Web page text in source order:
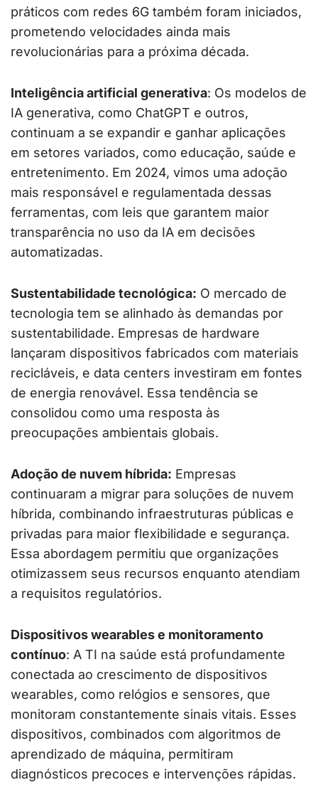
práticos com redes 6G também foram iniciados,
prometendo velocidades ainda mais
revolucionárias para a próxima década.
Inteligência artificial generativa: Os modelos de
IA generativa, como ChatGPT e outros,
continuam a se expandir e ganhar aplicações
em setores variados, como educação, saúde e
entretenimento. Em 2024, vimos uma adoção
mais responsável e regulamentada dessas
ferramentas, com leis que garantem maior
transparência no uso da IA em decisões
automatizadas.
Sustentabilidade tecnológica: O mercado de
tecnologia tem se alinhado às demandas por
sustentabilidade. Empresas de hardware
lançaram dispositivos fabricados com materiais
recicláveis, e data centers investiram em fontes
de energia renovável. Essa tendência se
consolidou como uma resposta às
preocupações ambientais globais.
Adoção de nuvem híbrida: Empresas
continuaram a migrar para soluções de nuvem
híbrida, combinando infraestruturas públicas e
privadas para maior flexibilidade e segurança.
Essa abordagem permitiu que organizações
otimizassem seus recursos enquanto atendiam
a requisitos regulatórios.
Dispositivos wearables e monitoramento
contínuo: A TI na saúde está profundamente
conectada ao crescimento de dispositivos
wearables, como relógios e sensores, que
monitoram constantemente sinais vitais. Esses
dispositivos, combinados com algoritmos de
aprendizado de máquina, permitiram
diagnósticos precoces e intervenções rápidas.